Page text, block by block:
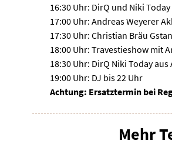
16:30 Uhr: DirQ und Niki
17:00 Uhr: Andreas Weyerer
17:30 Uhr: Christian Bräu
18:00 Uhr: Travestieshow mit
18:30 Uhr: DirQ Niki Today
19:00 Uhr: DJ bis 22 Uhr
Achtung: Ersatztermin bei
Mehr